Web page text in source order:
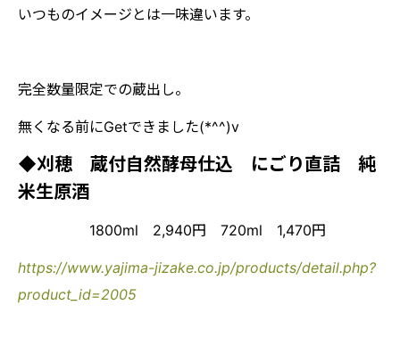
いつものイメージとは一味違います。
完全数量限定での蔵出し。
無くなる前にGetできました(*^^)v
◆刈穂 蔵付自然酵母仕込 にごり直詰 純
米生原酒
1800ml 2,940円 720ml 1,470円
https://www.yajima-jizake.co.jp/products/detail.php?
product_id=2005